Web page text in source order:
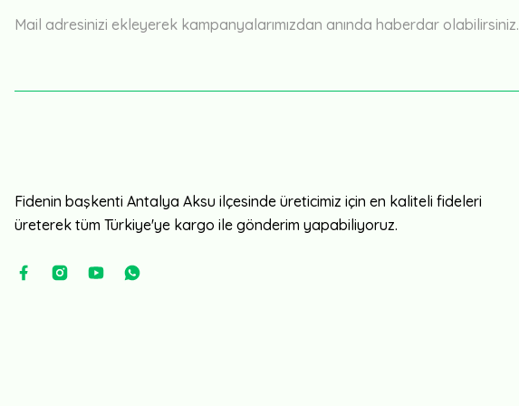
Mail adresinizi ekleyerek kampanyalarımızdan anında haberdar olabilirsiniz.
Fidenin başkenti Antalya Aksu ilçesinde üreticimiz için en kaliteli fideleri
üreterek tüm Türkiye'ye kargo ile gönderim yapabiliyoruz.